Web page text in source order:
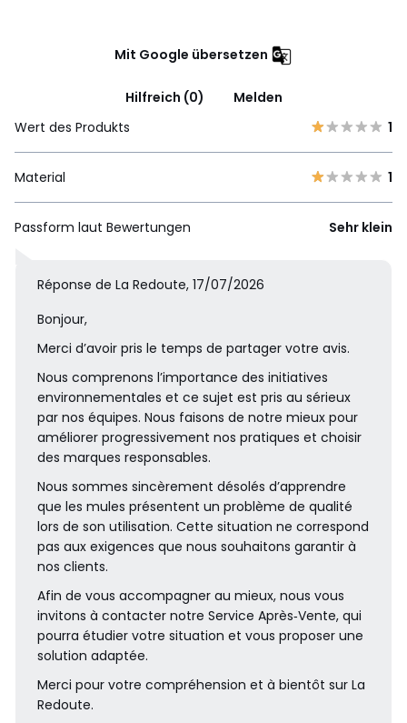
Mit Google übersetzen
Hilfreich (0)
Melden
Wert des Produkts
1
Material 1
Passform laut Bewertungen Sehr klein
Réponse de La Redoute, 17/07/2026
Bonjour,
Merci d’avoir pris le temps de partager votre avis.
Nous comprenons l’importance des initiatives
environnementales et ce sujet est pris au sérieux
par nos équipes. Nous faisons de notre mieux pour
améliorer progressivement nos pratiques et choisir
des marques responsables.
Nous sommes sincèrement désolés d’apprendre
que les mules présentent un problème de qualité
lors de son utilisation. Cette situation ne correspond
pas aux exigences que nous souhaitons garantir à
nos clients.
Afin de vous accompagner au mieux, nous vous
invitons à contacter notre Service Après‑Vente, qui
pourra étudier votre situation et vous proposer une
solution adaptée.
Merci pour votre compréhension et à bientôt sur La
Redoute.